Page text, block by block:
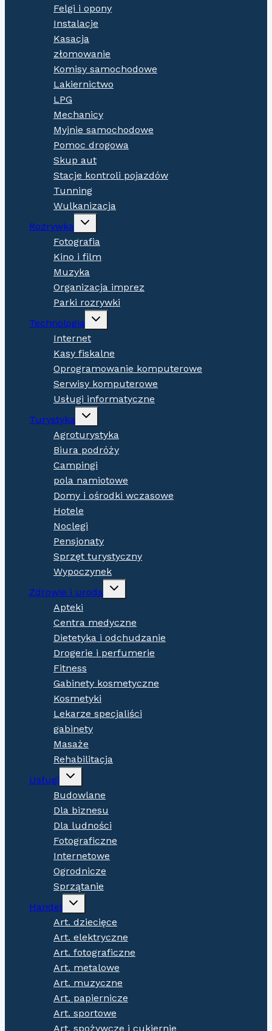
Felgi i opony
Instalacje
Kasacja
złomowanie
Komisy samochodowe
Lakiernictwo
LPG
Mechanicy
Myjnie samochodowe
Pomoc drogowa
Skup aut
Stacje kontroli pojazdów
Tunning
Wulkanizacja
Rozrywka
Expand
menu
Fotografia
Kino i film
Muzyka
Organizacja imprez
Parki rozrywki
Technologia
Expand
menu
Internet
Kasy fiskalne
Oprogramowanie komputerowe
Serwisy komputerowe
Usługi informatyczne
Turystyka
Expand
Agroturystyka
Biura podróży
Campingi
pola namiotowe
Domy i ośrodki wczasowe
Hotele
Noclegi
Pensjonaty
Sprzęt turystyczny
Wypoczynek
Zdrowie i uroda
Expand
Apteki
Centra medyczne
Dietetyka i odchudzanie
Drogerie i perfumerie
Fitness
Gabinety kosmetyczne
Kosmetyki
Lekarze specjaliści
gabinety
Masaże
Rehabilitacja
Usługi
Expand
menu
Budowlane
Dla biznesu
Dla ludności
Fotograficzne
Internetowe
Ogrodnicze
Sprzątanie
Handel
Expand
menu
Art. dziecięce
Art. elektryczne
Art. fotograficzne
Art. metalowe
Art. muzyczne
Art. papiernicze
Art. sportowe
Art. spożywcze i cukiernie